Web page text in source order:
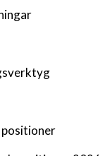
positioner